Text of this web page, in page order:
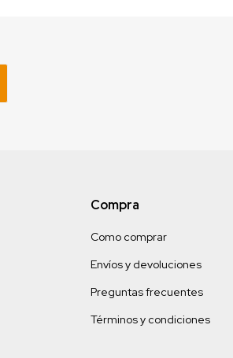
Compra
Como comprar
Envíos y devoluciones
Preguntas frecuentes
Términos y condiciones